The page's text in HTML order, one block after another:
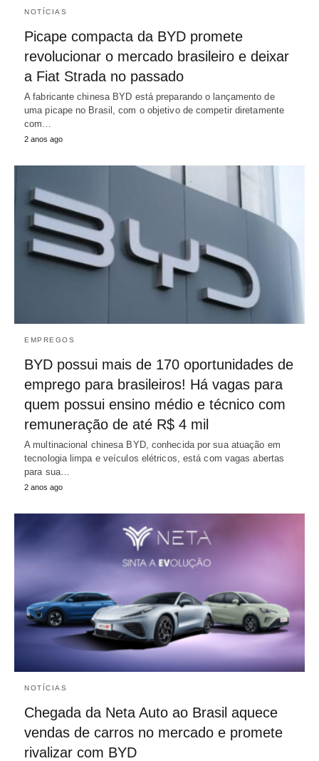
NOTÍCIAS
Picape compacta da BYD promete
revolucionar o mercado brasileiro e deixar
a Fiat Strada no passado
A fabricante chinesa BYD está preparando o lançamento de
uma picape no Brasil, com o objetivo de competir diretamente
com…
2 anos ago
EMPREGOS
BYD possui mais de 170 oportunidades de
emprego para brasileiros! Há vagas para
quem possui ensino médio e técnico com
remuneração de até R$ 4 mil
A multinacional chinesa BYD, conhecida por sua atuação em
tecnologia limpa e veículos elétricos, está com vagas abertas
para sua…
2 anos ago
NOTÍCIAS
Chegada da Neta Auto ao Brasil aquece
vendas de carros no mercado e promete
rivalizar com BYD